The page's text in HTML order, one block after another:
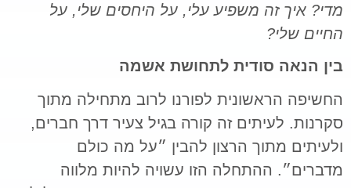
מדי? איך זה משפיע עלי, על היחסים שלי, על
החיים שלי?
בין הנאה סודית לתחושת אשמה
החשיפה הראשונית לפורנו לרוב מתחילה מתוך
סקרנות. לעיתים זה קורה בגיל צעיר דרך חברים,
ולעיתים מתוך הרצון להבין ״על מה כולם
מדברים״. ההתחלה הזו עשויה להיות מלווה